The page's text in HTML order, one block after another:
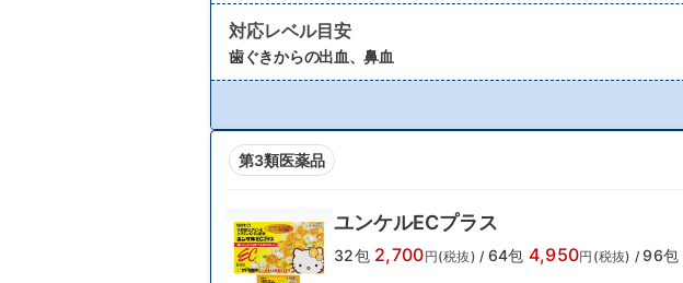
対応レベル目安
歯ぐきからの出血、鼻血
第3類医薬品
ユンケルECプラス
32包 2,700円(税抜) / 64包 4,950円(税抜) / 96包